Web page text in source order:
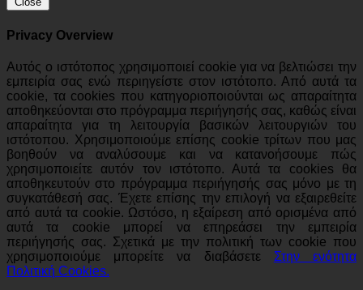
Privacy Overview
Αυτός ο ιστότοπος χρησιμοποιεί cookie για να βελτιώσει την
εμπειρία σας ενώ περιηγείστε στον ιστότοπο. Από αυτά τα
cookie, τα cookies που κατηγοριοποιούνται ως απαραίτητα
αποθηκεύονται στο πρόγραμμα περιήγησής σας, καθώς είναι
απαραίτητα για τη λειτουργία βασικών λειτουργιών του
ιστότοπου. Χρησιμοποιούμε επίσης cookie τρίτων που μας
βοηθούν να αναλύσουμε και να κατανοήσουμε πώς
χρησιμοποιείτε αυτόν τον ιστότοπο. Αυτά τα cookies θα
αποθηκευτούν στο πρόγραμμα περιήγησής σας μόνο με τη
συγκατάθεσή σας. Έχετε επίσης την επιλογή να εξαιρεθείτε
από αυτά τα cookie. Ωστόσο, η εξαίρεση από ορισμένα από
αυτά τα cookie μπορεί να επηρεάσει την εμπειρία
περιήγησής σας. Σχετικά με την πολιτική των cookie που
χρησιμοποιούμε μπορείτε να διαβάσετε Στην ενότητα
Πολιτική Cookies.